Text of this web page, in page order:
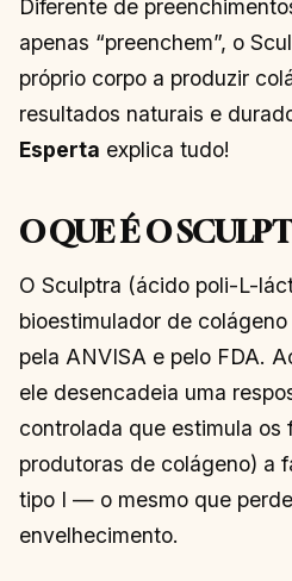
Diferente de
apenas “preenchem”, o
próprio corpo a produzir
resultados naturais e
Esperta explica tudo!
O QUE É O
O Sculptra (ácido poli-L-
bioestimulador de
pela ANVISA e pelo FDA.
ele desencadeia uma
controlada que estimula os
produtoras de colágeno) a
tipo I — o mesmo que
envelhecimento.